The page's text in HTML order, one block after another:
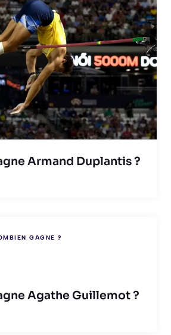
Armand Duplantis ?
GAGNE ?
Agathe Guillemot ?